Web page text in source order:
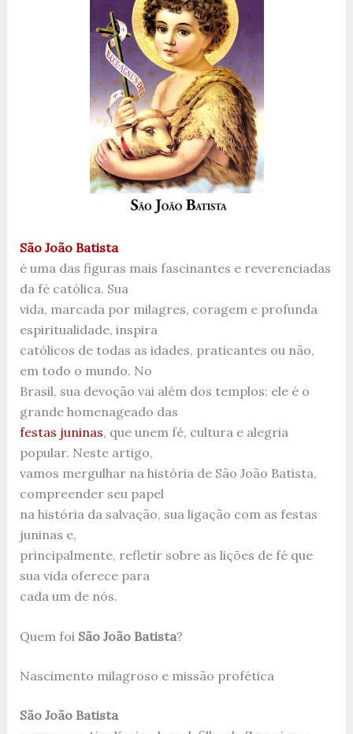
São João Batista
é uma das figuras mais fascinantes e reverenciadas
da fé católica. Sua
vida, marcada por milagres, coragem e profunda
espiritualidade, inspira
católicos de todas as idades, praticantes ou não,
em todo o mundo. No
Brasil, sua devoção vai além dos templos: ele é o
grande homenageado das
festas juninas, que unem fé, cultura e alegria
popular. Neste artigo,
vamos mergulhar na história de São João Batista,
compreender seu papel
na história da salvação, sua ligação com as festas
juninas e,
principalmente, refletir sobre as lições de fé que
sua vida oferece para
cada um de nós.
Quem foi São João Batista?
Nascimento milagroso e missão profética
São João Batista